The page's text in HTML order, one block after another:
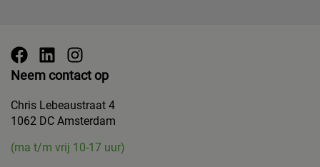
Neem contact op
Chris Lebeaustraat 4
1062 DC Amsterdam
(ma t/m vrij 10-17 uur)